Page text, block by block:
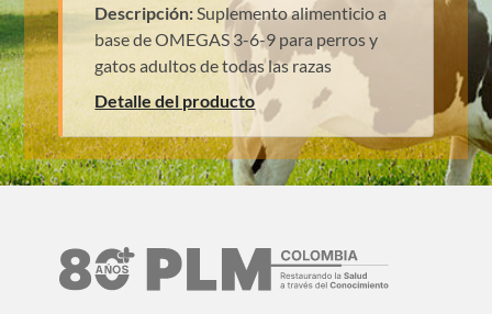
Descripción:Suplemento alimenticio a
base de OMEGAS 3-6-9 para perros y
gatos adultos de todas las razas
Detalle del producto